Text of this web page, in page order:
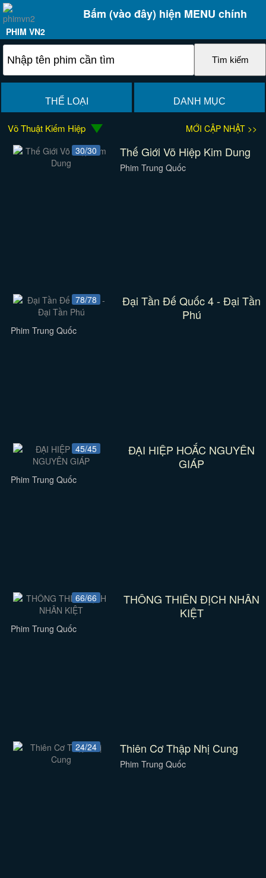
Bấm (vào đây) hiện MENU chính
PHIM VN2
THỂ LOẠI DANH MỤC
Võ Thuật Kiếm Hiệp
MỚI CẬP NHẬT >>
30/30
Thế Giới Võ Hiệp Kim Dung
Phim Trung Quốc
78/78
Đại Tần Đế Quốc 4 - Đại Tần
Phú
Phim Trung Quốc
45/45
ĐẠI HIỆP HOẮC NGUYÊN
GIÁP
Phim Trung Quốc
66/66
THÔNG THIÊN ĐỊCH NHÂN
KIỆT
Phim Trung Quốc
24/24 Thiên Cơ Thập Nhị Cung
Phim Trung Quốc